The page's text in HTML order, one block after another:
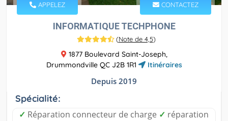
APPELEZ CONTACTEZ
INFORMATIQUE TECHPHONE
(Note de 4,5)
1877 Boulevard Saint-Joseph,
Drummondville QC J2B 1R1
Itinéraires
Depuis 2019
Spécialité:
✓ Réparation connecteur de charge ✓ réparation